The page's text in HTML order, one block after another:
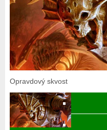
Opravdový skvost